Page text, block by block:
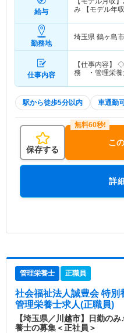
給与
み 【モデル年収
勤務地
埼玉県 鶴ヶ島市
仕事内容
【仕事内容】
務 ・管理栄
駅から徒歩5分以内 車通勤
保存する
こ
詳
管理栄養士 正職員
社会福祉法人誠豊会 特
管理栄養士求人(正職員)
【埼玉県／川越市】日勤の
養士の募集＜正社員＞